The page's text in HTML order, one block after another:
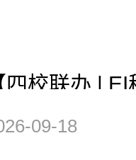
四校联办 |
均已检索】第
09-18